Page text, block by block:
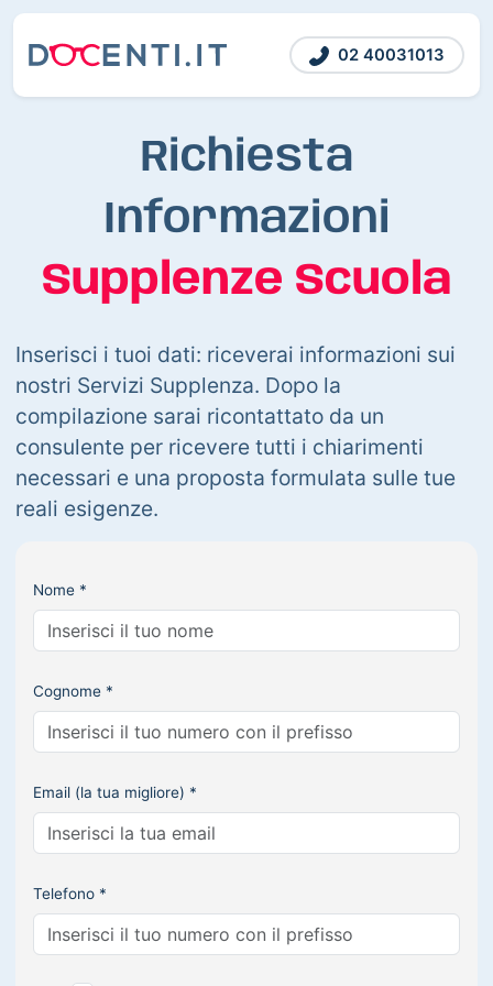
02 40031013
Richiesta
Informazioni
Supplenze Scuola
Inserisci i tuoi dati: riceverai informazioni sui
nostri Servizi Supplenza. Dopo la
compilazione sarai ricontattato da un
consulente per ricevere tutti i chiarimenti
necessari e una proposta formulata sulle tue
reali esigenze.
Nome *
Cognome *
Email (la tua migliore) *
Telefono *